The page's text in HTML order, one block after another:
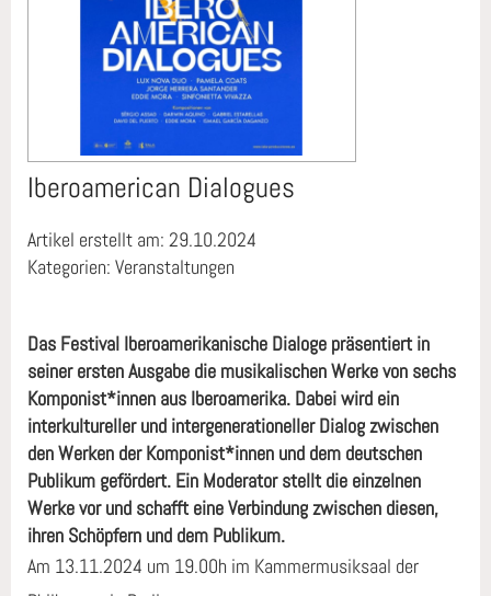
Iberoamerican Dialogues
Artikel erstellt am: 29.10.2024
Kategorien: Veranstaltungen
Das Festival Iberoamerikanische Dialoge präsentiert in
seiner ersten Ausgabe die musikalischen Werke von sechs
Komponist*innen aus Iberoamerika. Dabei wird ein
interkultureller und intergenerationeller Dialog zwischen
den Werken der Komponist*innen und dem deutschen
Publikum gefördert. Ein Moderator stellt die einzelnen
Werke vor und schafft eine Verbindung zwischen diesen,
ihren Schöpfern und dem Publikum.
Am 13.11.2024 um 19.00h im Kammermusiksaal der